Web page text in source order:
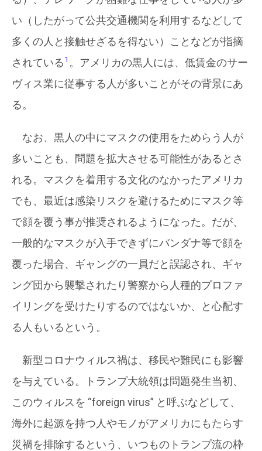
い（したがって公共交通機関を利用するなどして
多くの人と接触せざるを得ない）ことなどが指摘
されている1 。アメリカの黒人には、低賃金のサー
ヴィス業に従事する人が多いことがその背景にあ
る。
なお、黒人の中にマスクの使用をためらう人が
多いことも、問題を拡大させる可能性があるとさ
れる。マスクを着用する文化のなかったアメリカ
でも、最近は感染リスクを避けるためにマスク等
で顔を覆う事が推奨されるようになった。だが、
一般的なマスクが入手できずにバンダナ等で顔を
覆った場合、ギャングの一員だと誤認され、ギャ
ング団から襲撃されたり警察から人種的プロファ
イリングを受けたりするのではないか、と心配す
る人もいるという。
新型コロナウィルス禍は、移民や難民にも影響
を与えている。トランプ大統領は問題発生当初、
このウィルスを “foreign virus” と呼ぶなどして、
海外に起源を持つ人やモノがアメリカにもたらす
災禍を排除するという、いつものトランプ流の枠